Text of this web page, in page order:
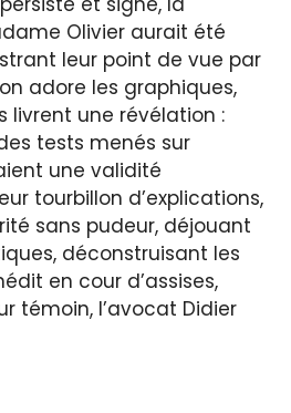
Olivier aurait été
leur point de vue par
adore les graphiques,
livrent une révélation :
tests menés sur
une validité
tourbillon d’explications,
sans pudeur, déjouant
déconstruisant les
en cour d’assises,
témoin, l’avocat Didier